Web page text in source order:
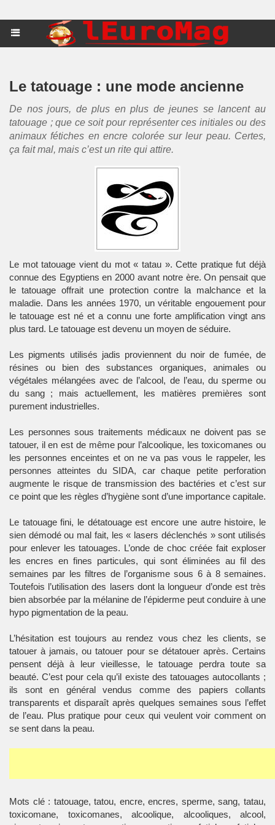
Le tatouage : une mode ancienne
De nos jours, de plus en plus de jeunes se lancent au
tatouage ; que ce soit pour représenter ces initiales ou des
animaux fétiches en encre colorée sur leur peau. Certes,
ça fait mal, mais c’est un rite qui attire.
Le mot tatouage vient du mot « tatau ». Cette pratique fut déjà
connue des Egyptiens en 2000 avant notre ère. On pensait que
le tatouage offrait une protection contre la malchance et la
maladie. Dans les années 1970, un véritable engouement pour
le tatouage est né et a connu une forte amplification vingt ans
plus tard. Le tatouage est devenu un moyen de séduire.
Les pigments utilisés jadis proviennent du noir de fumée, de
résines ou bien des substances organiques, animales ou
végétales mélangées avec de l’alcool, de l’eau, du sperme ou
du sang ; mais actuellement, les matières premières sont
purement industrielles.
Les personnes sous traitements médicaux ne doivent pas se
tatouer, il en est de même pour l’alcoolique, les toxicomanes ou
les personnes enceintes et on ne va pas vous le rappeler, les
personnes atteintes du SIDA, car chaque petite perforation
augmente le risque de transmission des bactéries et c’est sur
ce point que les règles d’hygiène sont d’une importance capitale.
Le tatouage fini, le détatouage est encore une autre histoire, le
sien démodé ou mal fait, les « lasers déclenchés » sont utilisés
pour enlever les tatouages. L’onde de choc créée fait exploser
les encres en fines particules, qui sont éliminées au fil des
semaines par les filtres de l’organisme sous 6 à 8 semaines.
Toutefois l’utilisation des lasers dont la longueur d’onde est très
bien absorbée par la mélanine de l’épiderme peut conduire à une
hypo pigmentation de la peau.
L’hésitation est toujours au rendez vous chez les clients, se
tatouer à jamais, ou tatouer pour se détatouer après. Certains
pensent déjà à leur vieillesse, le tatouage perdra toute sa
beauté. C’est pour cela qu’il existe des tatouages autocollants ;
ils sont en général vendus comme des papiers collants
transparents et disparaît après quelques semaines sous l’effet
de l’eau. Plus pratique pour ceux qui veulent voir comment on
se sent dans la peau.
Mots clé : tatouage, tatou, encre, encres, sperme, sang, tatau,
toxicomane, toxicomanes, alcoolique, alcooliques, alcool,